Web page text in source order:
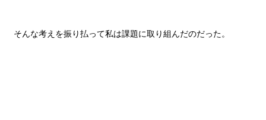
そんな考えを振り払って私は課題に取り組んだのだった。